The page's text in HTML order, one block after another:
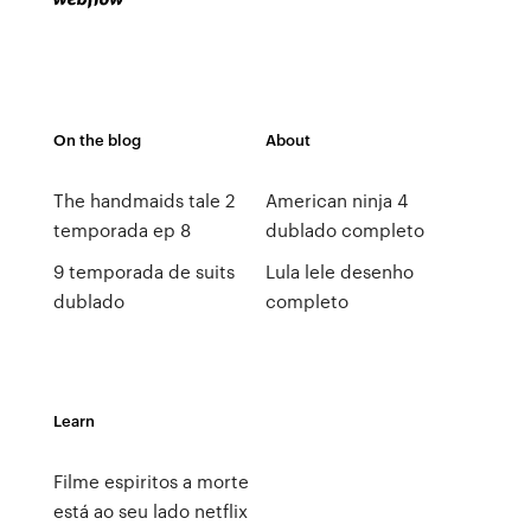
On the blog
The handmaids tale 2
temporada ep 8
9 temporada de suits
dublado
About
American ninja 4
dublado completo
Lula lele desenho
completo
Learn
Filme espiritos a morte
está ao seu lado netflix